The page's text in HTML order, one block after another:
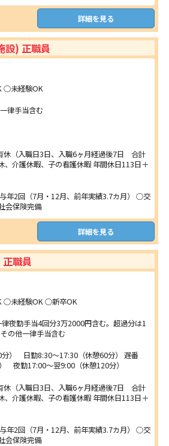
詳細を見る
設) 正職員
○未経験OK
律手当含む
休（入職日3日、入職6ヶ月経過後7日 合計
、介護休暇、子の看護休暇 年間休日113日＋
年2回（7月・12月、前年実績3.7カ月） ○交
会保険完備
詳細を見る
職員
○未経験OK ○新卒OK
夜勤手当4回分3万2000円含む。超過分は1
の他一律手当含む
） 日勤8:30～17:30（休憩60分） 遅番
夜勤17:00～翌9:00（休憩120分）
休（入職日3日、入職6ヶ月経過後7日 合計
、介護休暇、子の看護休暇 年間休日113日＋
年2回（7月・12月、前年実績3.7カ月） ○交
会保険完備